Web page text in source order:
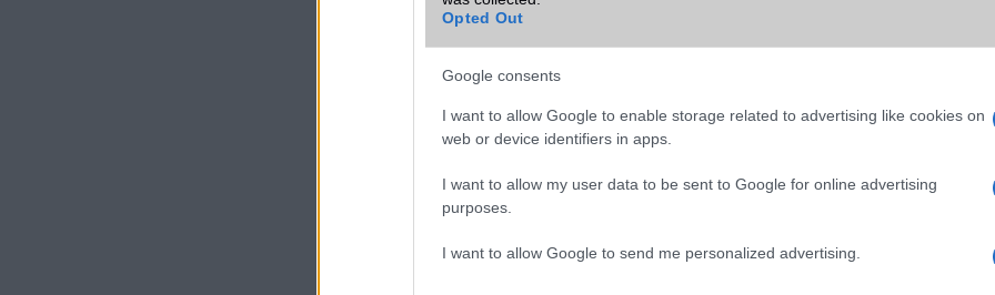
Opted Out
Google consents
I want to allow Google to enable storage related to advertising like cookies on
web or device identifiers in apps.
I want to allow my user data to be sent to Google for online advertising
purposes.
I want to allow Google to send me personalized advertising.
mobiltelefonok
Wi-Fi Direct
Wi-Fi extra DLNA
Blackberry Nincs